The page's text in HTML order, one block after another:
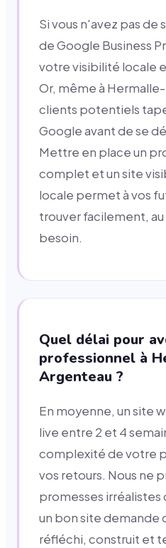
Si vous n'avez pas
de Google Business
votre visibilité locale
Or, même à
clients potentiels
Google avant de se
Mettre en place un
complet et un site
locale permet à vos
trouver facilement,
besoin.
Quel délai pour
professionnel à
Argenteau ?
En moyenne, un site
live entre 2 et 4
complexité de votre
vos retours. Nous ne
promesses irréalistes
un bon site demande
réfléchi, construit et